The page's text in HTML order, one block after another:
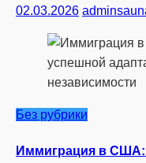
02.03.2026
Без рубрики
Иммиграция в